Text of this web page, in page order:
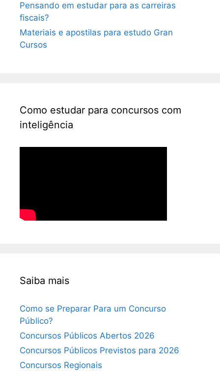
Pensando em estudar para as carreiras
fiscais?
Materiais e apostilas para estudo Gran
Cursos
Como estudar para concursos com
inteligência
Saiba mais
Como se Preparar Para um Concurso
Público?
Concursos Públicos Abertos 2026
Concursos Públicos Previstos para 2026
Concursos Regionais